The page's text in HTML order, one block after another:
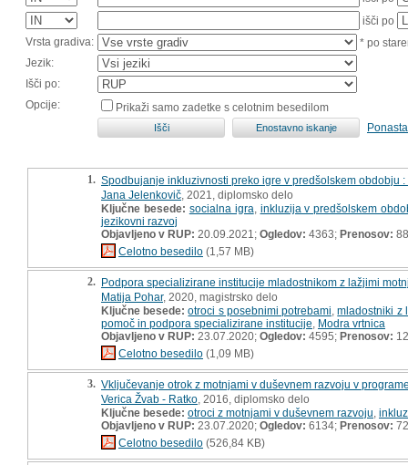
išči po
Vrsta gradiva:
* po
Jezik:
Išči po:
Opcije:
Prikaži samo zadetke s celotnim besedilom
1. Spodbujanje inkluzivnosti preko igre v predšolskem obdobju
Jana Jelenkovič , 2021, diplomsko delo
Ključne besede: socialna igra inkluzija v predšolskem
jezikovni razvoj
Objavljeno v RUP: 20.09.2021; Ogledov: 4363; Prenosov: 88
Celotno besedilo (1,57 MB)
2. Podpora specializirane institucije mladostnikom z lažjimi
Matija Pohar, 2020, magistrsko delo
Ključne besede: otroci s posebnimi potrebami ,mladostniki z
pomoč in podpora specializirane institucije Modra vrtnica
Objavljeno v RUP: 23.07.2020; Ogledov: 4595; Prenosov:
Celotno besedilo (1,09 MB)
3. Vključevanje otrok z motnjami v duševnem razvoju v
Verica Žvab - Ratko , 2016, diplomsko delo
Ključne besede: otroci z motnjami v duševnem razvoju
Objavljeno v RUP: 23.07.2020; Ogledov: 6134; Prenosov: 72
Celotno besedilo (526,84 KB)